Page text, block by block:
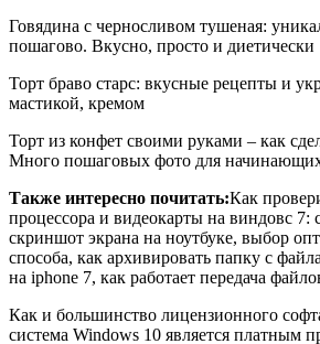
Говядина с черносливом тушеная:
пошагово. Вкусно, просто и диетически
Торт браво старс: вкусные рецепты и
мастикой, кремом
Торт из конфет своими руками – как
Много пошаговых фото для
Также интересно почитать:Как
процессора и видеокарты на виндовс 7:
скриншот экрана на ноутбуке, выбор
способа, как архивировать папку с
на iphone 7, как работает передача
Как и большинство лицензионного
система Windows 10 является платным